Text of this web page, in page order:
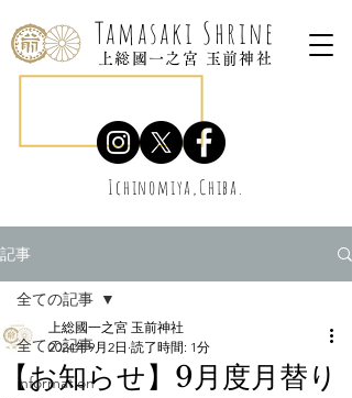
Tamasaki Shrine
上総國一之宮 玉前神社
Ichinomiya,Chiba.
記事
全ての記事
information
全ての記事
【お知らせ】9月度月替り
上総國一之宮 玉前神社
2024年9月2日 読了時間: 1分